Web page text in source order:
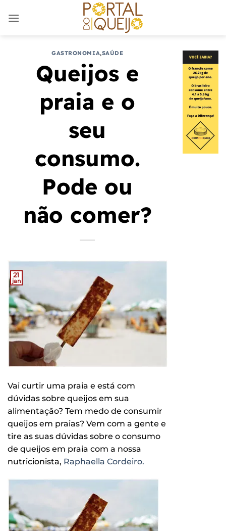
GASTRONOMIA,SAÚDE
Queijos e
praia e o
seu
consumo.
Pode ou
não comer?
21
jan
Vai curtir uma praia e está com
dúvidas sobre queijos em sua
alimentação? Tem medo de consumir
queijos em praias? Vem com a gente e
tire as suas dúvidas sobre o consumo
de queijos em praia com a nossa
nutricionista, Raphaella Cordeiro.